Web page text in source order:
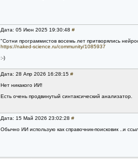
Дата: 05 Июн 2025 19:30:48 #
"Сотни программистов восемь лет притворялись
https://naked-science.ru/community/1085937
:-)
Дата: 28 Апр 2026 16:28:15 #
Нет никакого ИИ!
Есть очень продвинутый синтаксический анализатор.
Дата: 15 Май 2026 23:02:28 #
Обычно ИИ использую как справочник-поисковик ..и